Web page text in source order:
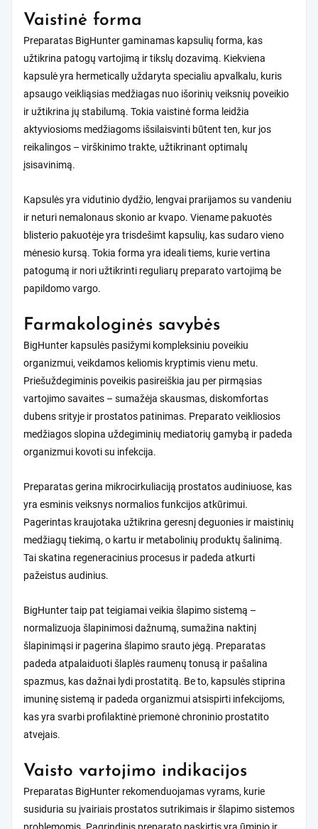
Vaistinė forma
Preparatas BigHunter gaminamas kapsulių forma, kas
užtikrina patogų vartojimą ir tikslų dozavimą. Kiekviena
kapsulė yra hermetically uždaryta specialiu apvalkalu, kuris
apsaugo veikliąsias medžiagas nuo išorinių veiksnių poveikio
ir užtikrina jų stabilumą. Tokia vaistinė forma leidžia
aktyviosioms medžiagoms išsilaisvinti būtent ten, kur jos
reikalingos – virškinimo trakte, užtikrinant optimalų
įsisavinimą.
Kapsulės yra vidutinio dydžio, lengvai prarijamos su vandeniu
ir neturi nemalonaus skonio ar kvapo. Viename pakuotės
blisterio pakuotėje yra trisdešimt kapsulių, kas sudaro vieno
mėnesio kursą. Tokia forma yra ideali tiems, kurie vertina
patogumą ir nori užtikrinti reguliarų preparato vartojimą be
papildomo vargo.
Farmakologinės savybės
BigHunter kapsulės pasižymi kompleksiniu poveikiu
organizmui, veikdamos keliomis kryptimis vienu metu.
Priešuždegiminis poveikis pasireiškia jau per pirmąsias
vartojimo savaites – sumažėja skausmas, diskomfortas
dubens srityje ir prostatos patinimas. Preparato veikliosios
medžiagos slopina uždegiminių mediatorių gamybą ir padeda
organizmui kovoti su infekcija.
Preparatas gerina mikrocirkuliaciją prostatos audiniuose, kas
yra esminis veiksnys normalios funkcijos atkūrimui.
Pagerintas kraujotaka užtikrina geresnį deguonies ir maistinių
medžiagų tiekimą, o kartu ir metabolinių produktų šalinimą.
Tai skatina regeneracinius procesus ir padeda atkurti
pažeistus audinius.
BigHunter taip pat teigiamai veikia šlapimo sistemą –
normalizuoja šlapinimosi dažnumą, sumažina naktinį
šlapinimąsi ir pagerina šlapimo srauto jėgą. Preparatas
padeda atpalaiduoti šlaplės raumenų tonusą ir pašalina
spazmus, kas dažnai lydi prostatitą. Be to, kapsulės stiprina
imuninę sistemą ir padeda organizmui atsispirti infekcijoms,
kas yra svarbi profilaktinė priemonė chroninio prostatito
atvejais.
Vaisto vartojimo indikacijos
Preparatas BigHunter rekomenduojamas vyrams, kurie
susiduria su įvairiais prostatos sutrikimais ir šlapimo sistemos